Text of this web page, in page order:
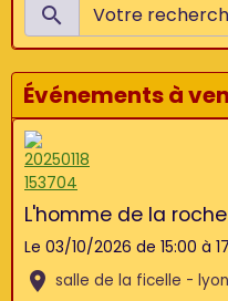
Événements à
L'homme de la roche
Le 03/10/2026 de 15:00 à
salle de la ficelle - lyon